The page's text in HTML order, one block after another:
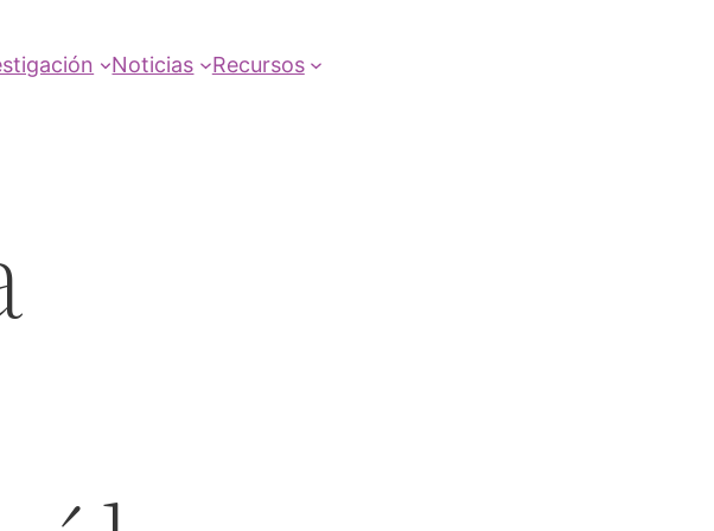
Noticias Recursos